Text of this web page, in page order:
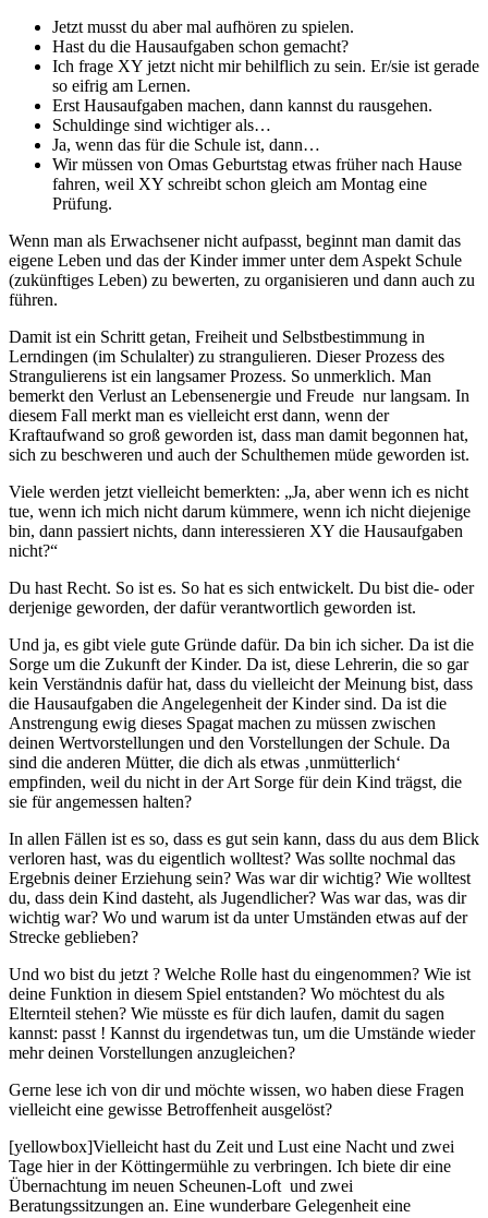
Jetzt musst du aber mal aufhören zu spielen.
Hast du die Hausaufgaben schon gemacht?
Ich frage XY jetzt nicht mir behilflich zu sein. Er/sie ist gerade
so eifrig am Lernen.
Erst Hausaufgaben machen, dann kannst du rausgehen.
Schuldinge sind wichtiger als…
Ja, wenn das für die Schule ist, dann…
Wir müssen von Omas Geburtstag etwas früher nach Hause
fahren, weil XY schreibt schon gleich am Montag eine
Prüfung.
Wenn man als Erwachsener nicht aufpasst, beginnt man damit das
eigene Leben und das der Kinder immer unter dem Aspekt Schule
(zukünftiges Leben) zu bewerten, zu organisieren und dann auch zu
führen.
Damit ist ein Schritt getan, Freiheit und Selbstbestimmung in
Lerndingen (im Schulalter) zu strangulieren. Dieser Prozess des
Strangulierens ist ein langsamer Prozess. So unmerklich. Man
bemerkt den Verlust an Lebensenergie und Freude nur langsam. In
diesem Fall merkt man es vielleicht erst dann, wenn der
Kraftaufwand so groß geworden ist, dass man damit begonnen hat,
sich zu beschweren und auch der Schulthemen müde geworden ist.
Viele werden jetzt vielleicht bemerkten: „Ja, aber wenn ich es nicht
tue, wenn ich mich nicht darum kümmere, wenn ich nicht diejenige
bin, dann passiert nichts, dann interessieren XY die Hausaufgaben
nicht?“
Du hast Recht. So ist es. So hat es sich entwickelt. Du bist die- oder
derjenige geworden, der dafür verantwortlich geworden ist.
Und ja, es gibt viele gute Gründe dafür. Da bin ich sicher. Da ist die
Sorge um die Zukunft der Kinder. Da ist, diese Lehrerin, die so gar
kein Verständnis dafür hat, dass du vielleicht der Meinung bist, dass
die Hausaufgaben die Angelegenheit der Kinder sind. Da ist die
Anstrengung ewig dieses Spagat machen zu müssen zwischen
deinen Wertvorstellungen und den Vorstellungen der Schule. Da
sind die anderen Mütter, die dich als etwas ‚unmütterlich‘
empfinden, weil du nicht in der Art Sorge für dein Kind trägst, die
sie für angemessen halten?
In allen Fällen ist es so, dass es gut sein kann, dass du aus dem Blick
verloren hast, was du eigentlich wolltest? Was sollte nochmal das
Ergebnis deiner Erziehung sein? Was war dir wichtig? Wie wolltest
du, dass dein Kind dasteht, als Jugendlicher? Was war das, was dir
wichtig war? Wo und warum ist da unter Umständen etwas auf der
Strecke geblieben?
Und wo bist du jetzt ? Welche Rolle hast du eingenommen? Wie ist
deine Funktion in diesem Spiel entstanden? Wo möchtest du als
Elternteil stehen? Wie müsste es für dich laufen, damit du sagen
kannst: passt ! Kannst du irgendetwas tun, um die Umstände wieder
mehr deinen Vorstellungen anzugleichen?
Gerne lese ich von dir und möchte wissen, wo haben diese Fragen
vielleicht eine gewisse Betroffenheit ausgelöst?
[yellowbox]Vielleicht hast du Zeit und Lust eine Nacht und zwei
Tage hier in der Köttingermühle zu verbringen. Ich biete dir eine
Übernachtung im neuen Scheunen-Loft und zwei
Beratungssitzungen an. Eine wunderbare Gelegenheit eine